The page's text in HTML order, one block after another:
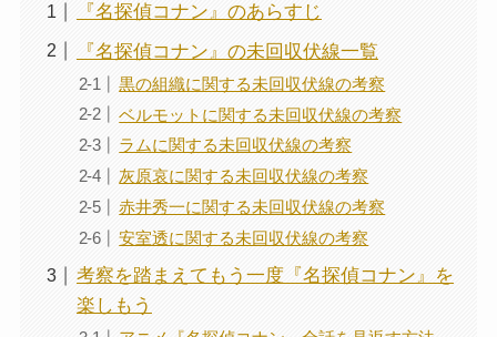
『名探偵コナン』のあらすじ
『名探偵コナン』の未回収伏線一覧
黒の組織に関する未回収伏線の考察
ベルモットに関する未回収伏線の考察
ラムに関する未回収伏線の考察
灰原哀に関する未回収伏線の考察
赤井秀一に関する未回収伏線の考察
安室透に関する未回収伏線の考察
考察を踏まえてもう一度『名探偵コナン』を
楽しもう